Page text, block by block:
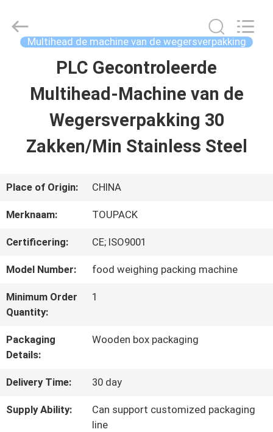
PRODUCTEN
OVER
ONS
DE
FABRIEK
KWALITEITSCONTROLE
NEEM
CONTACT
EQUIPMENT
Multihead de machine van de wegersverpakking
PLC Gecontroleerde
Multihead-Machine van de
Wegersverpakking 30
Zakken/Min Stainless Steel
Place of Origin: CHINA
Merknaam: TOUPACK
Certificering: CE; ISO9001
Model Number: food weighing packing machine
Minimum Order
Quantity:
1
Packaging
Details:
Wooden box packaging
Delivery Time: 30 day
Supply Ability:
Can support customized packaging
line